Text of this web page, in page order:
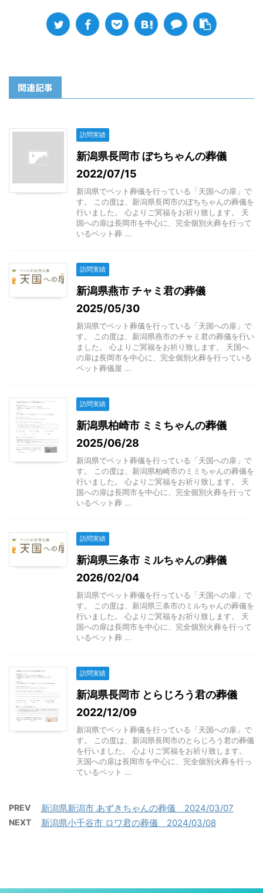
関連記事
訪問実績
新潟県長岡市 ぼちちゃんの葬儀
2022/07/15
新潟県でペット葬儀を行っている「天国への扉」で
す。 この度は、新潟県長岡市のぼちちゃんの葬儀を
行いました。 心よりご冥福をお祈り致します。 天
国への扉は長岡市を中心に、完全個別火葬を行って
いるペット葬 ...
訪問実績
新潟県燕市 チャミ君の葬儀
2025/05/30
新潟県でペット葬儀を行っている「天国への扉」で
す。 この度は、新潟県燕市のチャミ君の葬儀を行い
ました。 心よりご冥福をお祈り致します。 天国へ
の扉は長岡市を中心に、完全個別火葬を行っている
ペット葬儀屋 ...
訪問実績
新潟県柏崎市 ミミちゃんの葬儀
2025/06/28
新潟県でペット葬儀を行っている「天国への扉」で
す。 この度は、新潟県柏崎市のミミちゃんの葬儀を
行いました。 心よりご冥福をお祈り致します。 天
国への扉は長岡市を中心に、完全個別火葬を行って
いるペット葬 ...
訪問実績
新潟県三条市 ミルちゃんの葬儀
2026/02/04
新潟県でペット葬儀を行っている「天国への扉」で
す。 この度は、新潟県三条市のミルちゃんの葬儀を
行いました。 心よりご冥福をお祈り致します。 天
国への扉は長岡市を中心に、完全個別火葬を行って
いるペット葬 ...
訪問実績
新潟県長岡市 とらじろう君の葬儀
2022/12/09
新潟県でペット葬儀を行っている「天国への扉」で
す。 この度は、新潟県長岡市のとらじろう君の葬儀
を行いました。 心よりご冥福をお祈り致します。
天国への扉は長岡市を中心に、完全個別火葬を行っ
ているペット ...
PREV 新潟県新潟市 あずきちゃんの葬儀 2024/03/07
NEXT 新潟県小千谷市 ロワ君の葬儀 2024/03/08